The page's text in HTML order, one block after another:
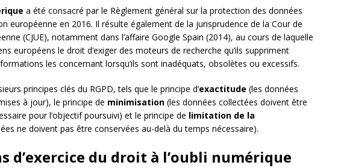
a été consacré par le Règlement général sur la protection des données
européenne en 2016. Il résulte également de la jurisprudence de la Cour de
(CJUE), notamment dans l’affaire Google Spain (2014), au cours de laquelle
européens le droit d’exiger des moteurs de recherche qu’ils suppriment
les concernant lorsqu’ils sont inadéquats, obsolètes ou excessifs.
principes clés du RGPD, tels que le principe d’exactitude (les données
à jour), le principe de minimisation (les données collectées doivent être
pour l’objectif poursuivi) et le principe de limitation de la
ne doivent pas être conservées au-delà du temps nécessaire).
d’exercice du droit à l’oubli numérique